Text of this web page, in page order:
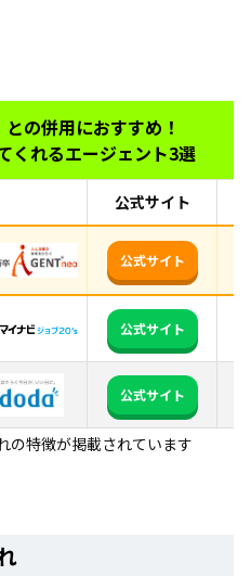
の併用におすすめ！
くれるエージェント3選
公式サイト
公式サイト
公式サイト
公式サイト
の特徴が掲載されています